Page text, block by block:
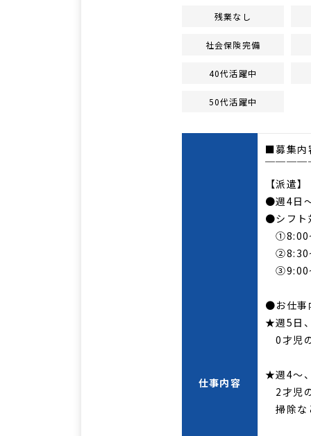
残業なし
社会保険完備
40代活躍中
50代活躍中
仕事内容
■募集内
￣￣￣
【派遣】
●週4日
●シフト
●お仕事
★週5日
0才児
★週4～
2才児
掃除な